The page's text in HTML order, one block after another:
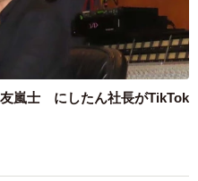
嵐士 にしたん社長がTikTok